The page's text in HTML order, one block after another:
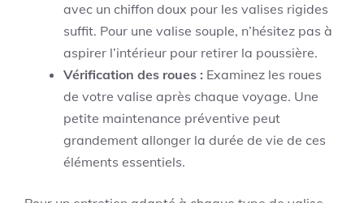
avec un chiffon doux pour les valises rigides
suffit. Pour une valise souple, n’hésitez pas à
aspirer l’intérieur pour retirer la poussière.
Vérification des roues : Examinez les roues
de votre valise après chaque voyage. Une
petite maintenance préventive peut
grandement allonger la durée de vie de ces
éléments essentiels.